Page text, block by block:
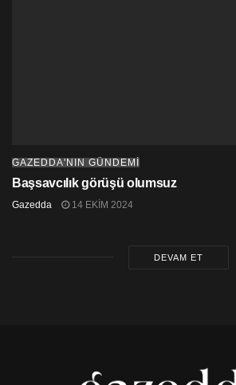
GAZEDDA'NIN GÜNDEMİ
Başsavcılık görüşü olumsuz
Gazedda 14 EKIM 2024
DEVAM ET